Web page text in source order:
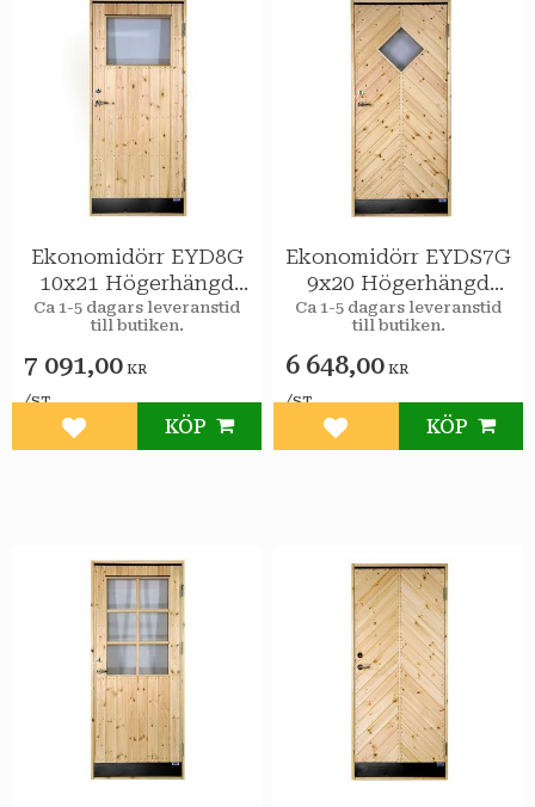
Ekonomidörr EYD8G
10x21 Högerhängd
STAR Varmförråd 2-
glas isolerruta
Ca 1-5 dagars leveranstid
till butiken.
7 091,00 KR
/ST
Lägg till i favoriter
KÖP
Ekonomidörr EYDS7G
9x20 Högerhängd
STAR Varmförråd
Sport 2-glas
Ca 1-5 dagars leveranstid
till butiken.
6 648,00 KR
/ST
Lägg till i favoriter
KÖP